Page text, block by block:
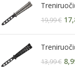
19,99€
13,99€